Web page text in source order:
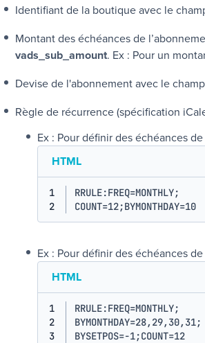
Identifiant de la boutique avec le
Montant des échéances de
vads_sub_amount. Ex : Pour un
Devise de l'abonnement avec le champ
Règle de récurrence (spécification
Ex : Pour définir des échéances
HTML
1
2
RRULE:FREQ=MONTHLY;
COUNT=12;BYMONTHDAY=10
Ex : Pour définir des échéances
HTML
1
2
3
RRULE:FREQ=MONTHLY;
BYMONTHDAY=28,29,30,31;
BYSETPOS=-1;COUNT=12